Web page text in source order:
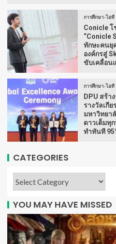
การศึกษา-ไอที
Conicle
“Conicle
ทักษะคนยุ
องค์กรสู่
ขับเคลื่อน
การศึกษา-ไอที
DPU สร้า
รางวัลเกีย
มหาวิทยา
ดาวเต็มทุ
ทำทันที
CATEGORIES
YOU MAY HAVE MISSED